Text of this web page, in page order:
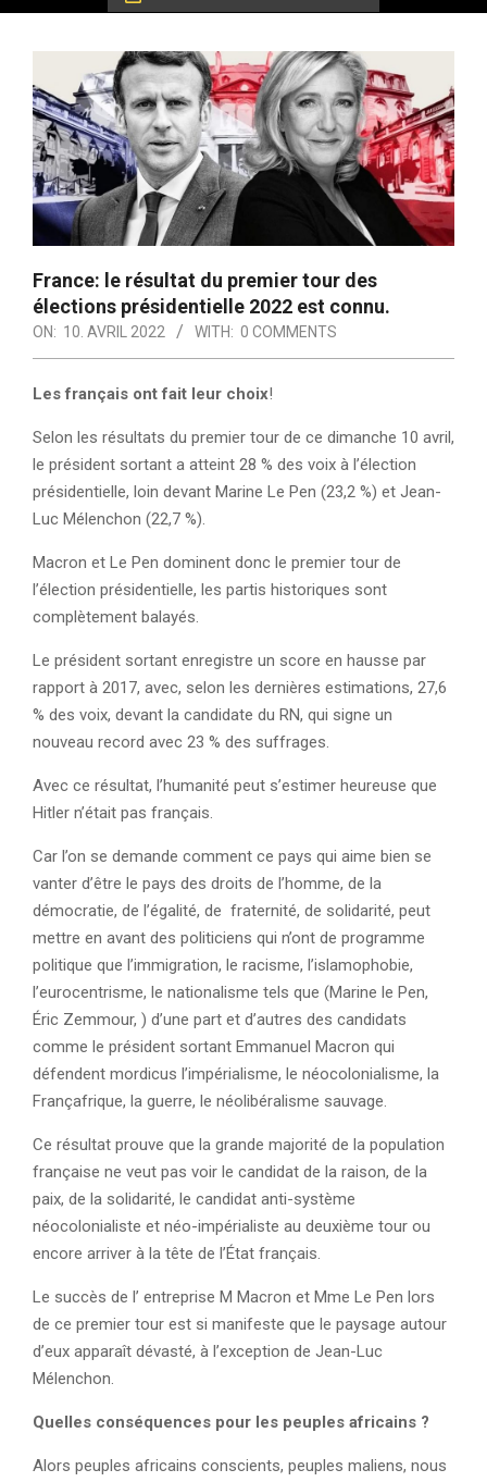
France: le résultat du premier tour des
élections présidentielle 2022 est connu.
ON: 10. AVRIL 2022 WITH: 0 COMMENTS
Les français ont fait leur choix!
Selon les résultats du premier tour de ce dimanche 10 avril,
le président sortant a atteint 28 % des voix à l’élection
présidentielle, loin devant Marine Le Pen (23,2 %) et Jean-
Luc Mélenchon (22,7 %).
Macron et Le Pen dominent donc le premier tour de
l’élection présidentielle, les partis historiques sont
complètement balayés.
Le président sortant enregistre un score en hausse par
rapport à 2017, avec, selon les dernières estimations, 27,6
% des voix, devant la candidate du RN, qui signe un
nouveau record avec 23 % des suffrages.
Avec ce résultat, l’humanité peut s’estimer heureuse que
Hitler n’était pas français.
Car l’on se demande comment ce pays qui aime bien se
vanter d’être le pays des droits de l’homme, de la
démocratie, de l’égalité, de fraternité, de solidarité, peut
mettre en avant des politiciens qui n’ont de programme
politique que l’immigration, le racisme, l’islamophobie,
l’eurocentrisme, le nationalisme tels que (Marine le Pen,
Éric Zemmour, ) d’une part et d’autres des candidats
comme le président sortant Emmanuel Macron qui
défendent mordicus l’impérialisme, le néocolonialisme, la
Françafrique, la guerre, le néolibéralisme sauvage.
Ce résultat prouve que la grande majorité de la population
française ne veut pas voir le candidat de la raison, de la
paix, de la solidarité, le candidat anti-système
néocolonialiste et néo-impérialiste au deuxième tour ou
encore arriver à la tête de l’État français.
Le succès de l’ entreprise M Macron et Mme Le Pen lors
de ce premier tour est si manifeste que le paysage autour
d’eux apparaît dévasté, à l’exception de Jean-Luc
Mélenchon.
Quelles conséquences pour les peuples africains ?
Alors peuples africains conscients, peuples maliens, nous